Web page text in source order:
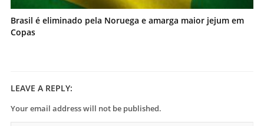
Brasil é eliminado pela Noruega e amarga maior jejum em
Copas
LEAVE A REPLY:
Your email address will not be published.